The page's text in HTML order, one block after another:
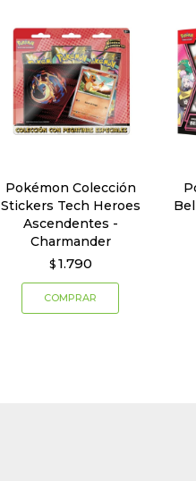
Pokémon Colección
Stickers Tech Heroes
Ascendentes -
Charmander
$ 1.790